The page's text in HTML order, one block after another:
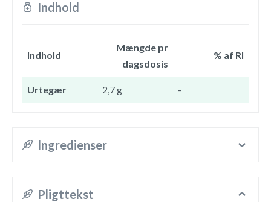
Indhold
Indhold
Mængde pr
dagsdosis
% af RI
Urtegær 2,7 g -
Ingredienser
Pligttekst